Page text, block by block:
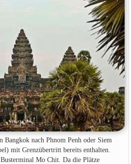
Bangkok nach Phnom Penh oder Siem
mit Grenzübertritt bereits enthalten.
Mo Chit. Da die Plätze